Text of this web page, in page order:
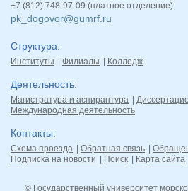
+7 (812) 748-97-09 (платное отделение)
pk_dogovor@gumrf.ru
Структура
Институты Филиалы Колледж
Деятельность
Магистратура и аспирантура
Международная деятельность
Контакты
Схема проезда Обратная связь
Подписка на новости
Поиск Карта сайта
© Государственный университет